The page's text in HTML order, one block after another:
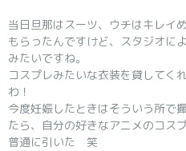
当日旦那はスーツ、ウチはキレイ
もらったんですけど、スタジオに
みたいですね。
コスプレみたいな衣装を貸してく
わ！
今度妊娠したときはそういう所で
たら、自分の好きなアニメのコス
普通に引いた 笑